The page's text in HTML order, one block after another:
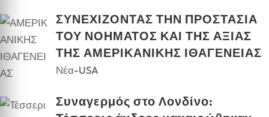
ΣΥΝΕΧΙΖΟΝΤΑΣ ΤΗΝ ΠΡΟΣΤΑΣΙΑ
ΤΟΥ ΝΟΗΜΑΤΟΣ ΚΑΙ ΤΗΣ ΑΞΙΑΣ
ΤΗΣ ΑΜΕΡΙΚΑΝΙΚΗΣ ΙΘΑΓΕΝΕΙΑΣ
Νέα-USA
Συναγερμός στο Λονδίνο: